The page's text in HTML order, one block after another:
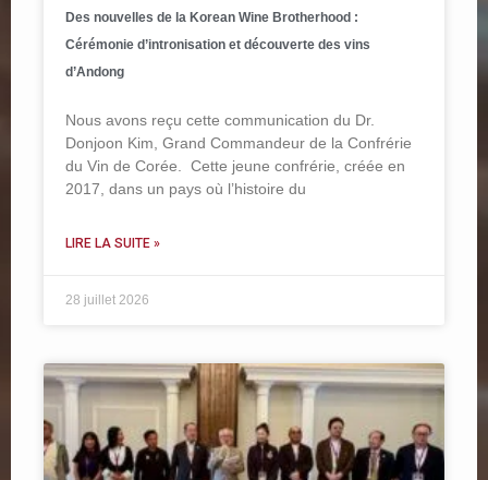
Des nouvelles de la Korean Wine Brotherhood :
Cérémonie d’intronisation et découverte des vins
d’Andong
Nous avons reçu cette communication du Dr.
Donjoon Kim, Grand Commandeur de la Confrérie
du Vin de Corée. Cette jeune confrérie, créée en
2017, dans un pays où l’histoire du
LIRE LA SUITE »
28 juillet 2026